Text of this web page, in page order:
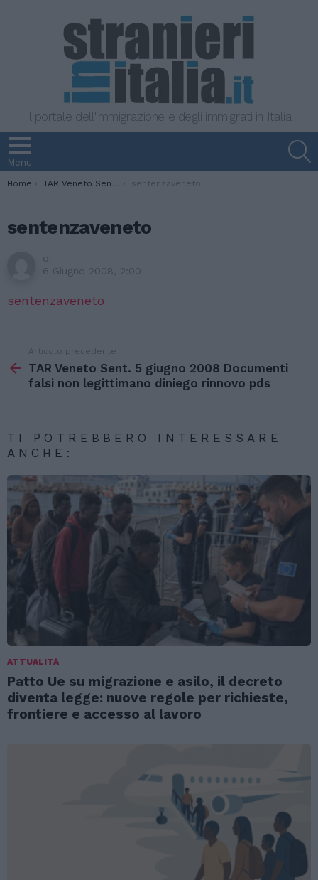
Il portale dell'immigrazione e degli immigrati in Italia
Menu
You are here:
Home TAR Veneto Sent. 5 giugno 2008 Documenti falsi non legittimano diniego rinnovo pds sentenzaveneto
sentenzaveneto
di
6 Giugno 2008, 2:00
sentenzaveneto
di
Articolo precedente
TAR Veneto Sent. 5 giugno 2008 Documenti
falsi non legittimano diniego rinnovo pds
TI POTREBBERO INTERESSARE
ANCHE:
ATTUALITÀ
Patto Ue su migrazione e asilo, il decreto
diventa legge: nuove regole per richieste,
frontiere e accesso al lavoro